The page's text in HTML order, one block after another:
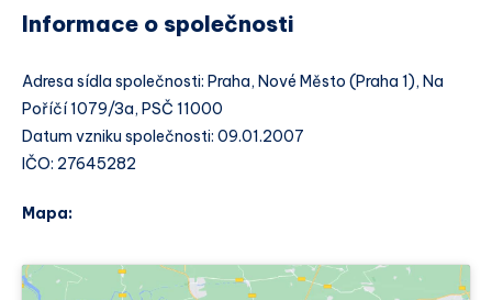
Informace o společnosti
Adresa sídla společnosti: Praha, Nové Město (Praha 1), Na
Poříčí 1079/3a, PSČ 11000
Datum vzniku společnosti: 09.01.2007
IČO: 27645282
Mapa: